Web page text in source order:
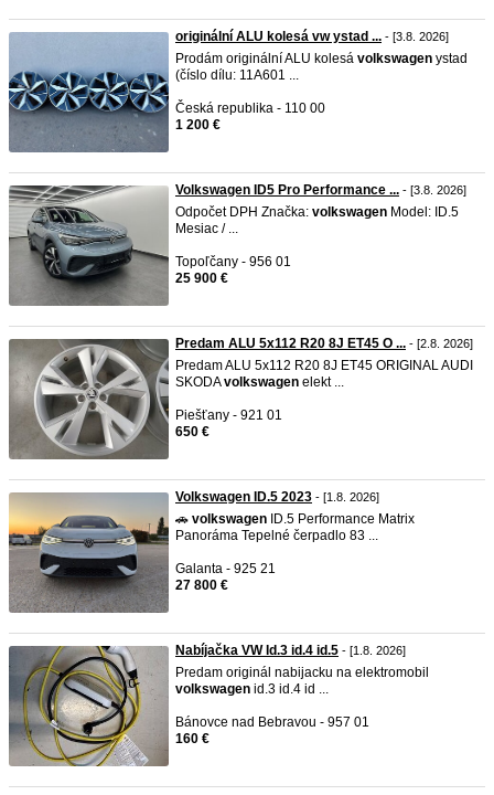
originální ALU kolesá vw ystad ... - [3.8. 2026]
Prodám originální ALU kolesá volkswagen ystad
(číslo dílu: 11A601 ...
Česká republika - 110 00
1 200 €
Volkswagen ID5 Pro Performance ... - [3.8. 2026]
Odpočet DPH Značka: volkswagen Model: ID.5
Mesiac / ...
Topoľčany - 956 01
25 900 €
Predam ALU 5x112 R20 8J ET45 O ... - [2.8. 2026]
Predam ALU 5x112 R20 8J ET45 ORIGINAL AUDI
SKODAvolkswagen elekt ...
Piešťany - 921 01
650 €
Volkswagen ID.5 2023 - [1.8. 2026]
🚗 volkswagen ID.5 Performance Matrix
Panoráma Tepelné čerpadlo 83 ...
Galanta - 925 21
27 800 €
Nabíjačka VW Id.3 id.4 id.5 - [1.8. 2026]
Predam originál nabijacku na elektromobil
volkswagen id.3 id.4 id ...
Bánovce nad Bebravou - 957 01
160 €